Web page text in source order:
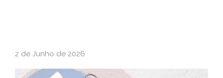
2 de Junho de 2026